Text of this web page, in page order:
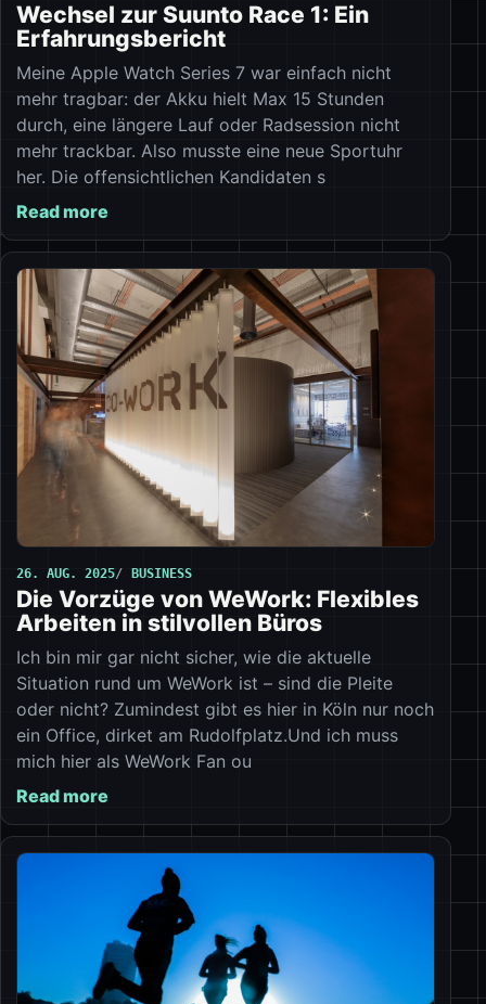
Wechsel zur Suunto Race 1: Ein
Erfahrungsbericht
Meine Apple Watch Series 7 war einfach nicht
mehr tragbar: der Akku hielt Max 15 Stunden
durch, eine längere Lauf oder Radsession nicht
mehr trackbar. Also musste eine neue Sportuhr
her. Die offensichtlichen Kandidaten s
Read more
26. AUG. 2025 BUSINESS
Die Vorzüge von WeWork: Flexibles
Arbeiten in stilvollen Büros
Ich bin mir gar nicht sicher, wie die aktuelle
Situation rund um WeWork ist – sind die Pleite
oder nicht? Zumindest gibt es hier in Köln nur noch
ein Office, dirket am Rudolfplatz.Und ich muss
mich hier als WeWork Fan ou
Read more